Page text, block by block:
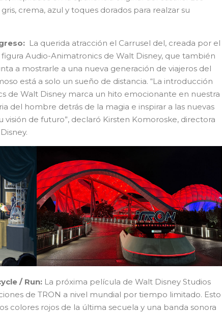
crema, azul y toques dorados para realzar su
La querida atracción el Carrusel del, creada por el
Audio-Animatronics de Walt Disney, que también
a mostrarle a una nueva generación de viajeros del
está a solo un sueño de distancia. “La introducción
de Walt Disney marca un hito emocionante en nuestra
del hombre detrás de la magia e inspirar a las nuevas
visión de futuro”, declaró Kirsten Komoroske, directora
/ Run: La próxima película de Walt Disney Studios
de TRON a nivel mundial por tiempo limitado. Esto
colores rojos de la última secuela y una banda sonora